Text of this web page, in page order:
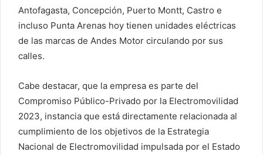
Antofagasta, Concepción, Puerto Montt, Castro e
incluso Punta Arenas hoy tienen unidades eléctricas
de las marcas de Andes Motor circulando por sus
calles.
Cabe destacar, que la empresa es parte del
Compromiso Público-Privado por la Electromovilidad
2023, instancia que está directamente relacionada al
cumplimiento de los objetivos de la Estrategia
Nacional de Electromovilidad impulsada por el Estado